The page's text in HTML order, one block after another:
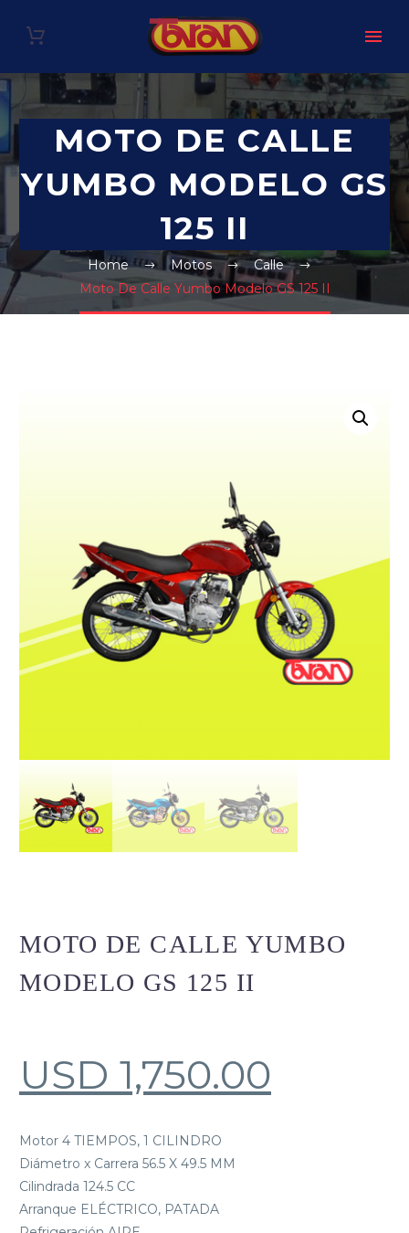
MOTO DE CALLE
YUMBO MODELO GS
125 II
Home Motos
Calle
Moto De Calle Yumbo Modelo GS 125 II
MOTO DE CALLE YUMBO
MODELO GS 125 II
USD 1,750.00
Motor 4 TIEMPOS, 1 CILINDRO
Diámetro x Carrera 56.5 X 49.5 MM
Cilindrada 124.5 CC
Arranque ELÉCTRICO, PATADA